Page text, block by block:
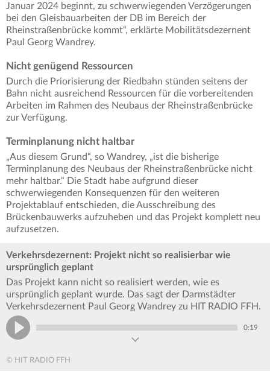
Januar 2024 beginnt, zu schwerwiegenden Verzögerungen
bei den Gleisbauarbeiten der DB im Bereich der
Rheinstraßenbrücke kommt“, erklärte Mobilitätsdezernent
Paul Georg Wandrey.
Nicht genügend Ressourcen
Durch die Priorisierung der Riedbahn stünden seitens der
Bahn nicht ausreichend Ressourcen für die vorbereitenden
Arbeiten im Rahmen des Neubaus der Rheinstraßenbrücke
zur Verfügung.
Terminplanung nicht haltbar
„Aus diesem Grund“, so Wandrey, „ist die bisherige
Terminplanung des Neubaus der Rheinstraßenbrücke nicht
mehr haltbar.“ Die Stadt habe aufgrund dieser
schwerwiegenden Konsequenzen für den weiteren
Projektablauf entschieden, die Ausschreibung des
Brückenbauwerks aufzuheben und das Projekt komplett neu
aufzusetzen.
Verkehrsdezernent: Projekt nicht so realisierbar wie
ursprünglich geplant
Das Projekt kann nicht so realisiert werden, wie es
ursprünglich geplant wurde. Das sagt der Darmstädter
Verkehrsdezernent Paul Georg Wandrey zu HIT RADIO FFH.
0:19
© HIT RADIO FFH